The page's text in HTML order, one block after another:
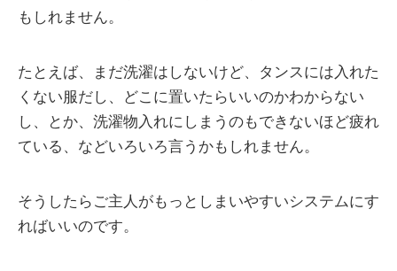
もしれません。
たとえば、まだ洗濯はしないけど、タンスには入れた
くない服だし、どこに置いたらいいのかわからない
し、とか、洗濯物入れにしまうのもできないほど疲れ
ている、などいろいろ言うかもしれません。
そうしたらご主人がもっとしまいやすいシステムにす
ればいいのです。